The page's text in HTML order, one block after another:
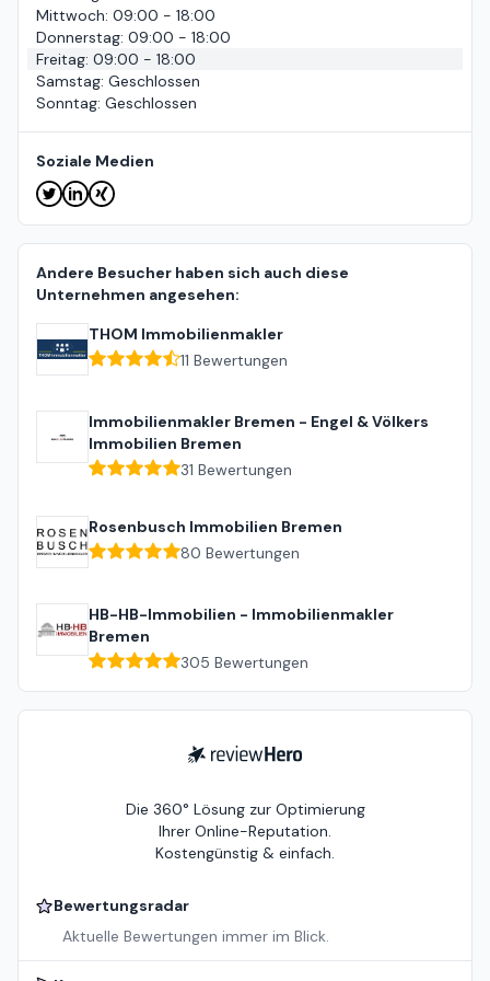
Mittwoch: 09:00 - 18:00
Donnerstag: 09:00 - 18:00
Freitag: 09:00 - 18:00
Samstag: Geschlossen
Sonntag: Geschlossen
Soziale Medien
Andere Besucher haben sich auch diese
Unternehmen angesehen:
THOM Immobilienmakler
11 Bewertungen
Immobilienmakler Bremen - Engel & Völkers
Immobilien Bremen
31 Bewertungen
Rosenbusch Immobilien Bremen
80 Bewertungen
HB-HB-Immobilien - Immobilienmakler
Bremen
305 Bewertungen
ReviewHero
Die 360° Lösung zur Optimierung
Ihrer Online-Reputation.
Kostengünstig & einfach.
Bewertungsradar
Aktuelle Bewertungen immer im Blick.